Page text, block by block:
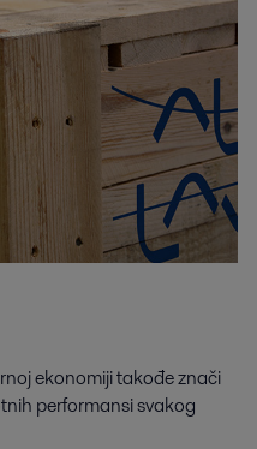
ekonomiji takođe znači
performansi svakog